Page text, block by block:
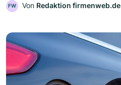
FW Von Redaktion firmenweb.de